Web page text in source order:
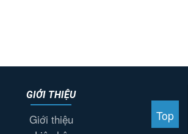
GIỚI THIỆU
Giới thiệu
Top